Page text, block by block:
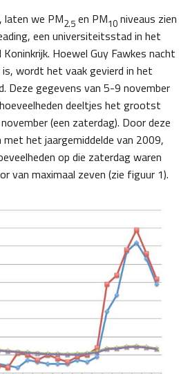
laten we PM2.5 en PM10 niveaus zien
een universiteitsstad in het
Hoewel Guy Fawkes nacht
wordt het vaak gevierd in het
Deze gegevens van 5-9 november
deeltjes het grootst
(een zaterdag). Door deze
het jaargemiddelde van 2009,
op die zaterdag waren
van maximaal zeven (zie figuur 1).